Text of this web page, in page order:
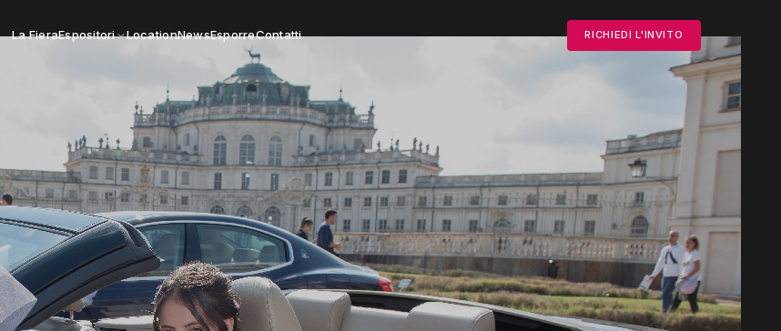
La FieraEspositori LocationNewsEsporreContatti RICHIEDI L'INVITO